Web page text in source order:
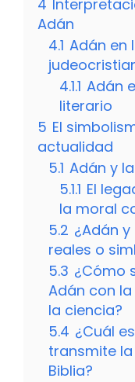
4
Adán
4.1 Adán en
4.1.1 Adán
literario
5 El
actualidad
5.1 Adán y
5.1.1 El
la moral
5.2 ¿Adán
reales o
5.3 ¿Cómo
Adán con
la ciencia?
5.4 ¿Cuál
transmite
Biblia?